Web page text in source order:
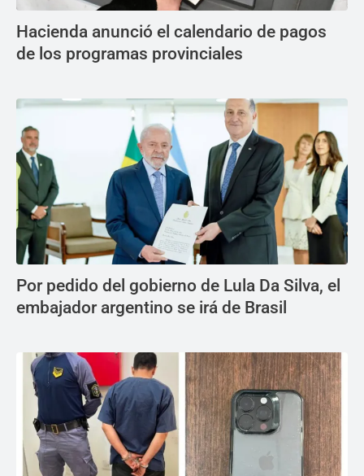
Hacienda anunció el calendario de pagos
de los programas provinciales
Por pedido del gobierno de Lula Da Silva, el
embajador argentino se irá de Brasil